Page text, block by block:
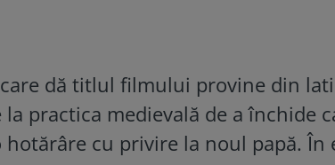
dă titlul filmului provine din
practica medievală de a închide
hotărâre cu privire la noul papă.